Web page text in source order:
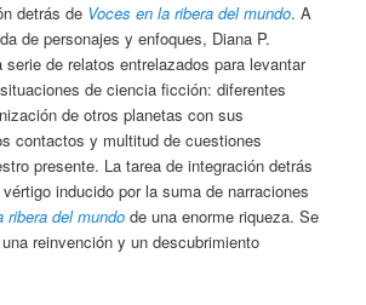
detrás de Voces en la ribera del mundo. A
de personajes y enfoques, Diana P.
serie de relatos entrelazados para levantar
de ciencia ficción: diferentes
de otros planetas con sus
contactos y multitud de cuestiones
presente. La tarea de integración detrás
inducido por la suma de narraciones
ribera del mundo de una enorme riqueza. Se
reinvención y un descubrimiento